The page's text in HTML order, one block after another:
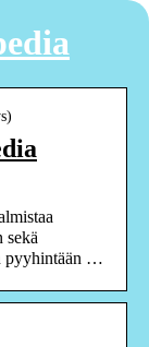
sekä
pyyhintään …